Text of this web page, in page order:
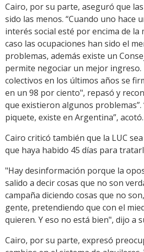
Cairo, por su parte, aseguró que
sido las menos. “Cuando uno hace
interés social esté por encima de la
caso las ocupaciones han sido el
problemas, además existe un
permite negociar un mejor ingreso.
colectivos en los últimos años se
en un 98 por ciento", repasó y
que existieron algunos problemas”.
piquete, existe en Argentina”, acotó.
Cairo criticó también que la LUC
que haya habido 45 días para
"Hay desinformación porque la
salido a decir cosas que no son
campaña diciendo cosas que no
gente, pretendiendo que con el
quieren. Y eso no está bien", dijo a
Cairo, por su parte, expresó